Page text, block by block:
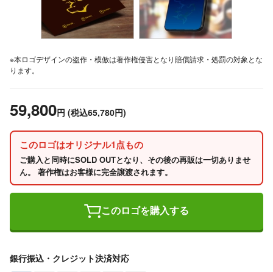
※本ロゴデザインの盗作・模倣は著作権侵害となり賠償請求・処罰の対象とな
ります。
59,800円 (税込65,780円)
このロゴはオリジナル1点もの
ご購入と同時にSOLD OUTとなり、その後の再販は一切ありませ
ん。 著作権はお客様に完全譲渡されます。
このロゴを購入する
銀行振込・クレジット決済対応